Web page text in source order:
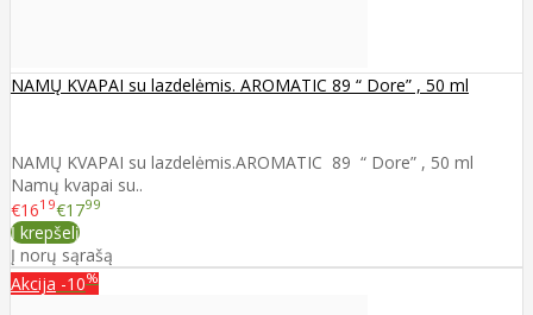
NAMŲ KVAPAI su lazdelėmis. AROMATIC 89 “ Dore” , 50 ml
NAMŲ KVAPAI su lazdelėmis.AROMATIC 89 “ Dore” , 50 ml
Namų kvapai su..
€1619€1799
Į krepšelį
Į norų sąrašą
Akcija -10%